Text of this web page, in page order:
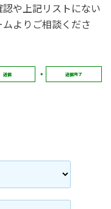
や上記リストにない
よりご相談くださ
送信 送信完了